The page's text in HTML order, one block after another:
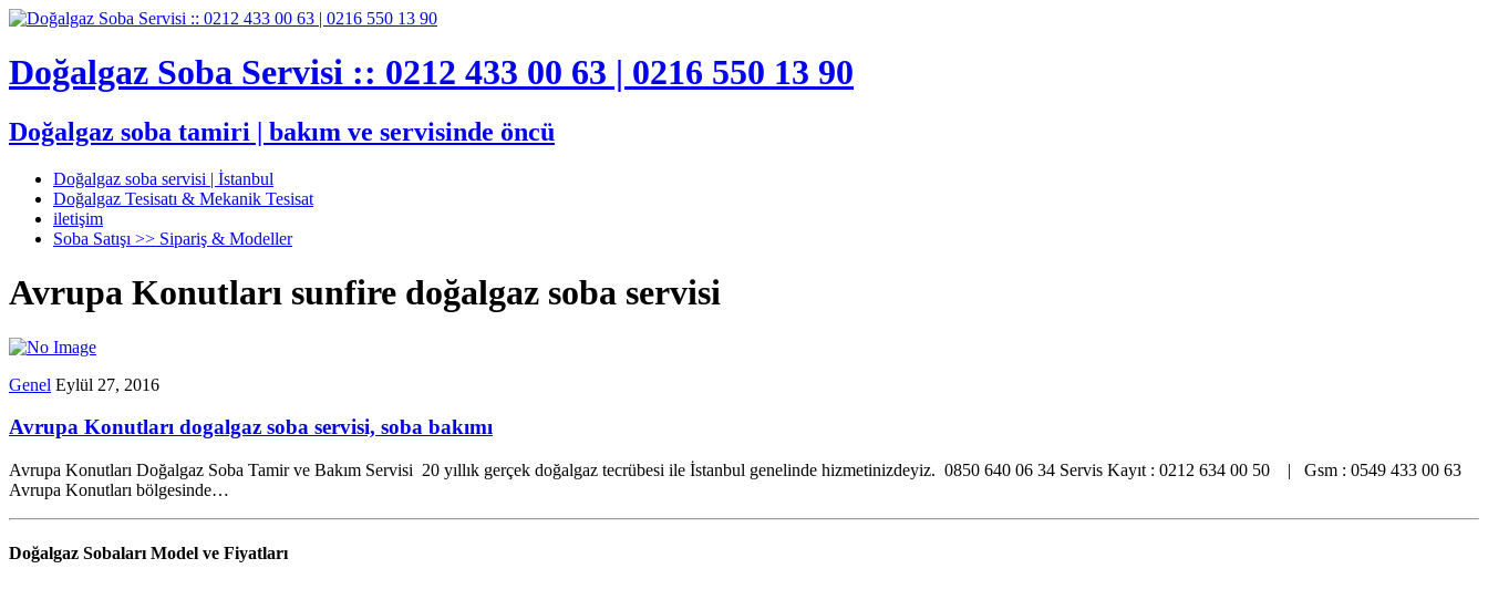
Doğalgaz Soba Servisi :: 0212 433 00 63 | 0216 550 13 90
Doğalgaz soba tamiri | bakım ve servisinde öncü
Doğalgaz soba servisi | İstanbul
Doğalgaz Tesisatı & Mekanik Tesisat
iletişim
Soba Satışı >> Sipariş & Modeller
Avrupa Konutları sunfire doğalgaz soba servisi
Genel Eylül 27, 2016
Avrupa Konutları dogalgaz soba servisi, soba bakımı
Avrupa Konutları Doğalgaz Soba Tamir ve Bakım Servisi 20 yıllık gerçek doğalgaz tecrübesi ile İstanbul genelinde hizmetinizdeyiz. 0850 640 06 34 Servis Kayıt : 0212 634 00 50 | Gsm : 0549 433 00 63
Avrupa Konutları bölgesinde…
Doğalgaz Sobaları Model ve Fiyatları